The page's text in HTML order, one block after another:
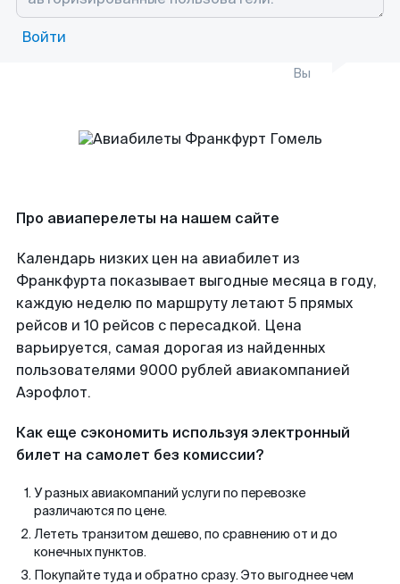
Войти
Вы
Про авиаперелеты на нашем сайте
Календарь низких цен на авиабилет из
Франкфурта показывает выгодные месяца в году,
каждую неделю по маршруту летают 5 прямых
рейсов и 10 рейсов с пересадкой. Цена
варьируется, самая дорогая из найденных
пользователями 9000 рублей авиакомпанией
Аэрофлот.
Как еще сэкономить используя электронный
билет на самолет без комиссии?
У разных авиакомпаний услуги по перевозке
различаются по цене.
Лететь транзитом дешево, по сравнению от и до
конечных пунктов.
Покупайте туда и обратно сразу. Это выгоднее чем